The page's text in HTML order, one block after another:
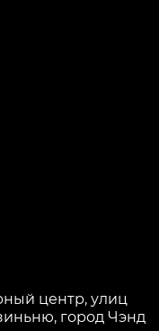
центр, улиц
город Чэнд